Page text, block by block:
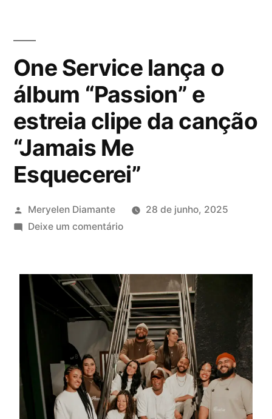
One Service lança o
álbum “Passion” e
estreia clipe da canção
“Jamais Me
Esquecerei”
Meryelen Diamante
28 de junho, 2025
Deixe um comentário